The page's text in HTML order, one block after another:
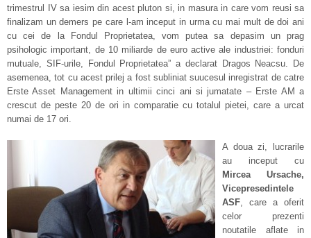
trimestrul IV sa iesim din acest pluton si, in masura in care vom reusi sa
finalizam un demers pe care l-am inceput in urma cu mai mult de doi ani
cu cei de la Fondul Proprietatea, vom putea sa depasim un prag
psihologic important, de 10 miliarde de euro active ale industriei: fonduri
mutuale, SIF-urile, Fondul Proprietatea” a declarat Dragos Neacsu. De
asemenea, tot cu acest prilej a fost subliniat suucesul inregistrat de catre
Erste Asset Management in ultimii cinci ani si jumatate – Erste AM a
crescut de peste 20 de ori in comparatie cu totalul pietei, care a urcat
numai de 17 ori.
A doua zi, lucrarile
au inceput cu
Mircea Ursache,
Vicepresedintele
ASF, care a oferit
celor prezenti
noutatile aflate in